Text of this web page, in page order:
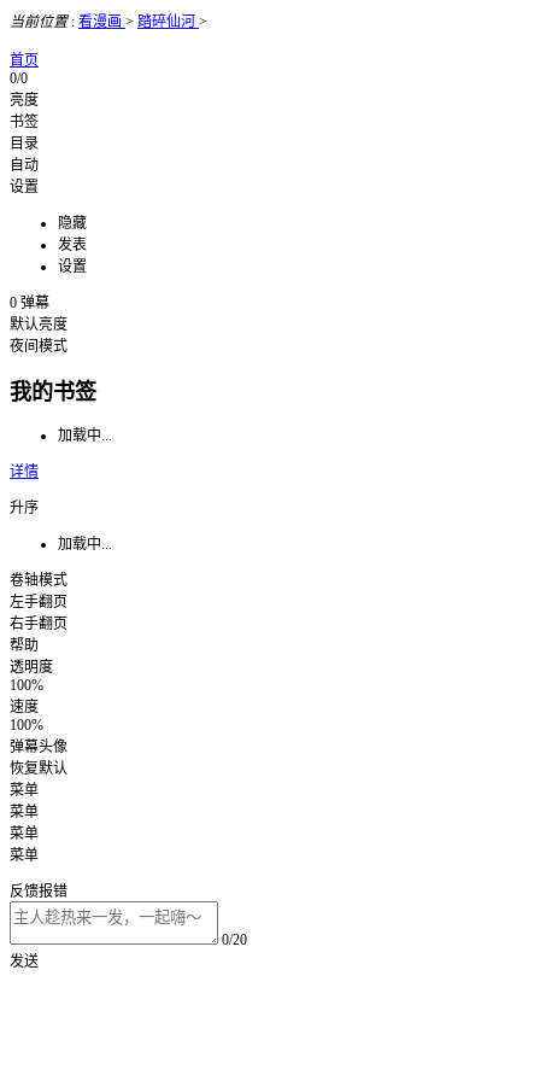
当前位置: 看漫画 > 踏碎仙河 >
首页
0/0
亮度
书签
目录
自动
设置
隐藏
发表
设置
0 弹幕
默认亮度
夜间模式
我的书签
加载中...
详情
升序
加载中...
卷轴模式
左手翻页
右手翻页
帮助
透明度
100%
速度
100%
弹幕头像
恢复默认
菜单
菜单
菜单
菜单
反馈报错
0/20
发送